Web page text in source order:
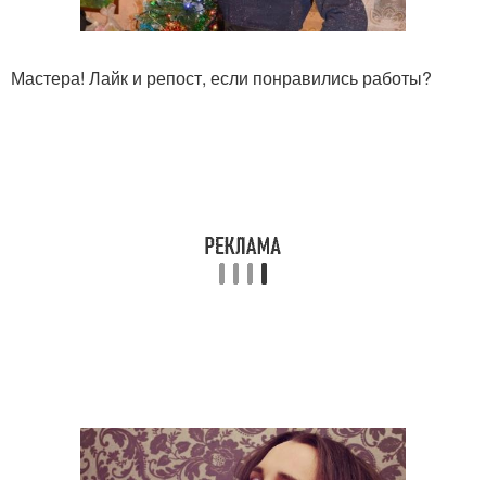
Мастера! Лайк и репост, если понравились работы?